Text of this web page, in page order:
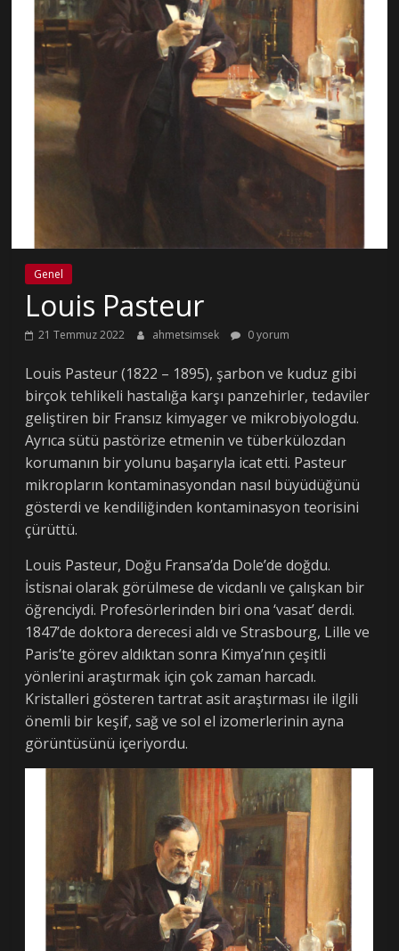
Genel
Louis Pasteur
21 Temmuz 2022 ahmetsimsek 0 yorum
Louis Pasteur (1822 – 1895), şarbon ve kuduz gibi
birçok tehlikeli hastalığa karşı panzehirler, tedaviler
geliştiren bir Fransız kimyager ve mikrobiyologdu.
Ayrıca sütü pastörize etmenin ve tüberkülozdan
korumanın bir yolunu başarıyla icat etti. Pasteur
mikropların kontaminasyondan nasıl büyüdüğünü
gösterdi ve kendiliğinden kontaminasyon teorisini
çürüttü.
Louis Pasteur, Doğu Fransa’da Dole’de doğdu.
İstisnai olarak görülmese de vicdanlı ve çalışkan bir
öğrenciydi. Profesörlerinden biri ona ‘vasat’ derdi.
1847’de doktora derecesi aldı ve Strasbourg, Lille ve
Paris’te görev aldıktan sonra Kimya’nın çeşitli
yönlerini araştırmak için çok zaman harcadı.
Kristalleri gösteren tartrat asit araştırması ile ilgili
önemli bir keşif, sağ ve sol el izomerlerinin ayna
görüntüsünü içeriyordu.